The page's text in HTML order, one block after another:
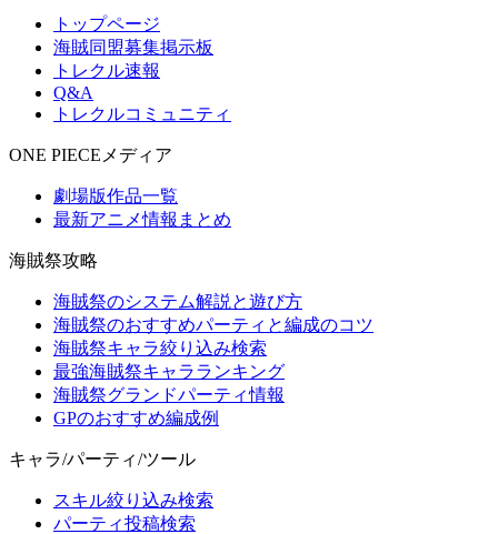
トップページ
海賊同盟募集掲示板
トレクル速報
Q&A
トレクルコミュニティ
ONE PIECEメディア
劇場版作品一覧
最新アニメ情報まとめ
海賊祭攻略
海賊祭のシステム解説と遊び方
海賊祭のおすすめパーティと編成のコツ
海賊祭キャラ絞り込み検索
最強海賊祭キャラランキング
海賊祭グランドパーティ情報
GPのおすすめ編成例
キャラ/パーティ/ツール
スキル絞り込み検索
パーティ投稿検索